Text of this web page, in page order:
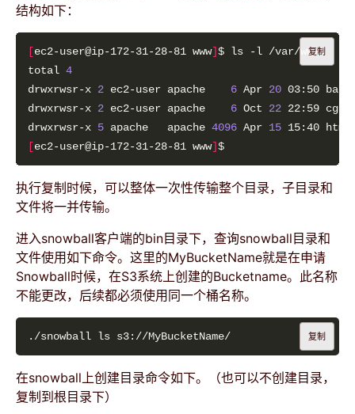
结构如下：
[ec2-user@ip-172-31-28-81 www]
total 4
drwxrwsr-x 2 ec2-user apache 6 Apr 20
drwxrwsr-x 2 ec2-user apache 6 Oct 22
drwxrwsr-x 5 apache   apache 4096 Apr 15
[ec2-user@ip-172-31-28-81 www]
复制
执行复制时候，可以整体一次性传输整个目录，子目录和
文件将一并传输。
进入snowball客户端的bin目录下，查询snowball目录和
文件使用如下命令。这里的MyBucketName就是在申请
Snowball时候，在S3系统上创建的Bucketname。此名称
不能更改，后续都必须使用同一个桶名称。
复制
在snowball上创建目录命令如下。（也可以不创建目录，
复制到根目录下）